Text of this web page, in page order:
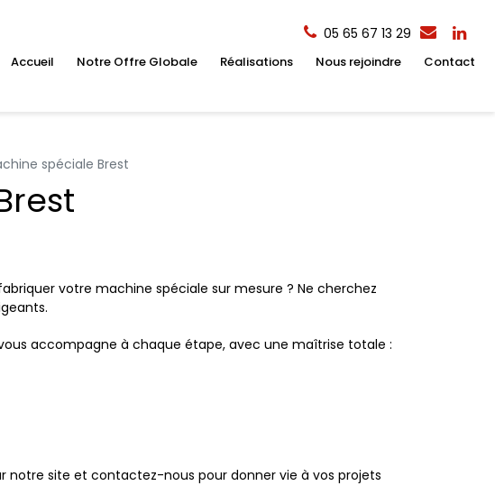
05 65 67 13 29
Accueil Notre Offre Globale Réalisations Nous rejoindre Contact
spéciale Brest
votre machine spéciale sur mesure ? Ne cherchez
vous accompagne à chaque étape, avec une maîtrise totale :
notre site et contactez-nous pour donner vie à vos projets